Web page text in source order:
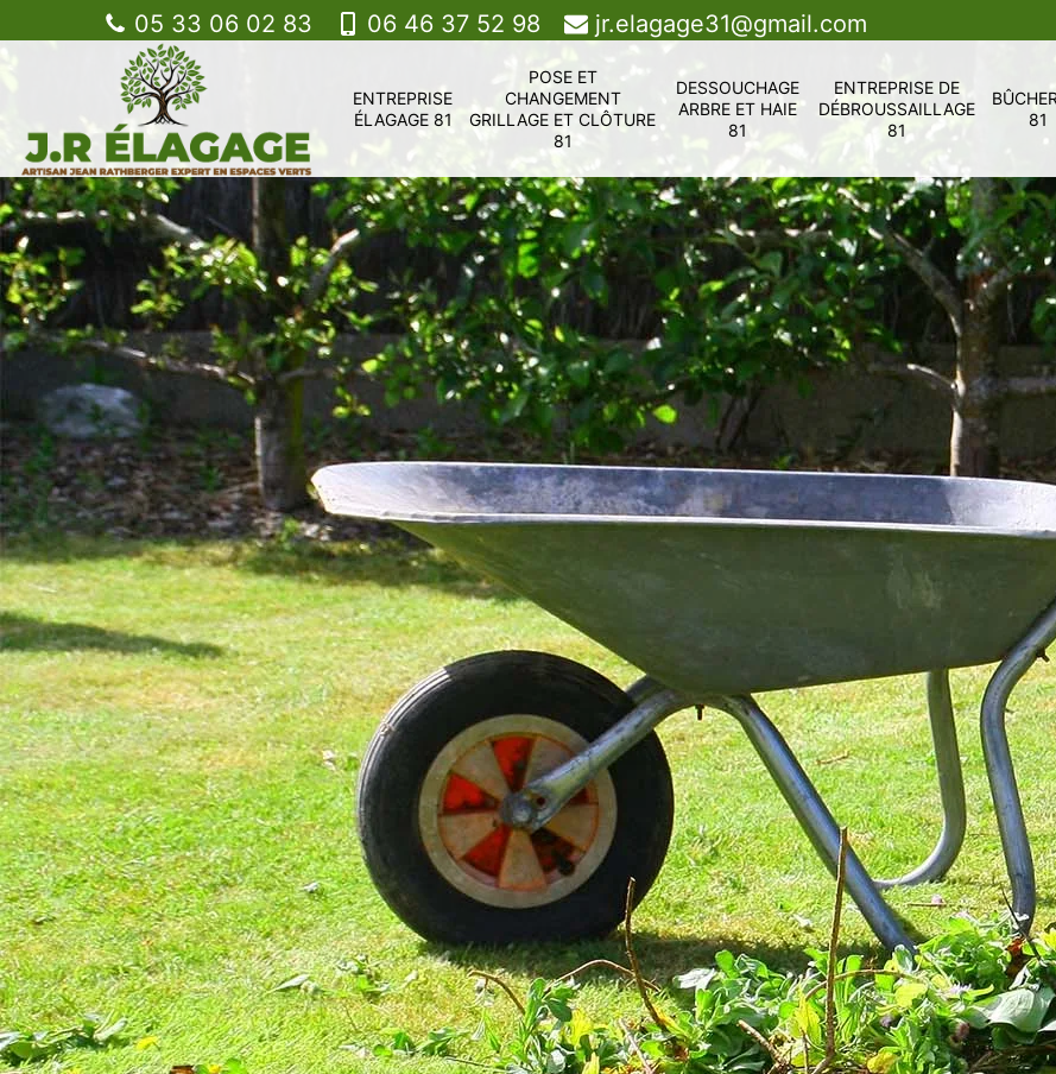
05 33 06 02 83 06 46 37 52 98 jr.elagage31@gmail.com
ENTREPRISE
ÉLAGAGE 81
POSE ET
CHANGEMENT
GRILLAGE ET CLÔTURE
81
DESSOUCHAGE
ARBRE ET HAIE
81
ENTREPRISE DE
DÉBROUSSAILLAGE
81
81